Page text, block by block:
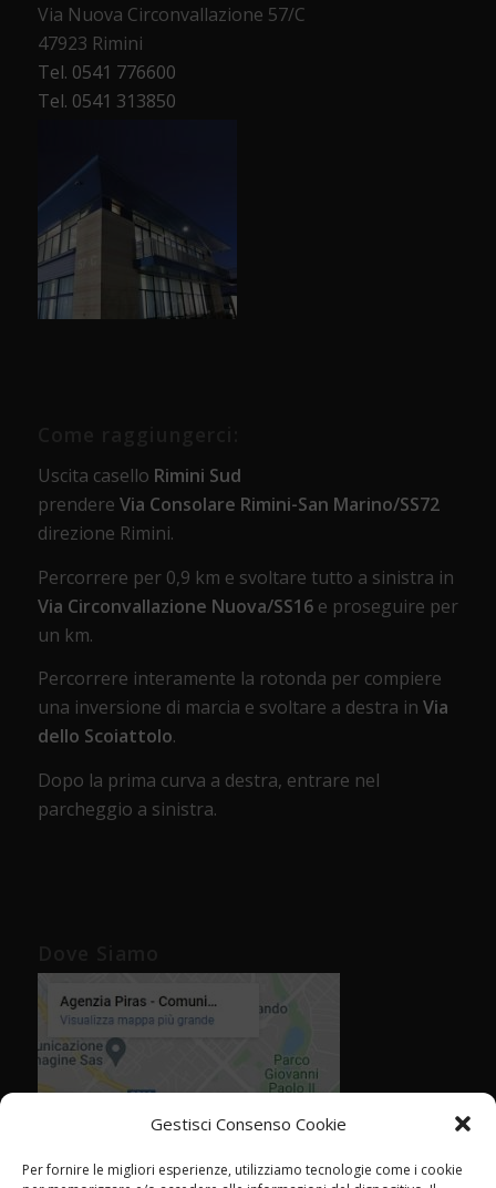
Gestisci Consenso Cookie
Per fornire le migliori esperienze, utilizziamo tecnologie come i cookie
Via Nuova Circonvallazione 57/C
47923 Rimini
Tel. 0541 776600
Tel. 0541 313850
Uscita casello Rimini Sud
prendere Via Consolare Rimini-San Marino/SS72
direzione Rimini.
Percorrere per 0,9 km e svoltare tutto a sinistra in
Via Circonvallazione Nuova/SS16e proseguire per
un km.
Percorrere interamente la rotonda per compiere
una inversione di marcia e svoltare a destra in Via
dello Scoiattolo.
Dopo la prima curva a destra, entrare nel
parcheggio a sinistra.